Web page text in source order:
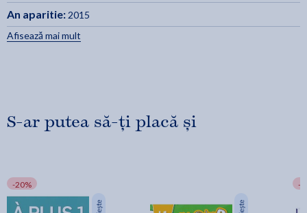
An aparitie: 2015
Afisează mai mult
S-ar putea să-ți placă și
-20% -